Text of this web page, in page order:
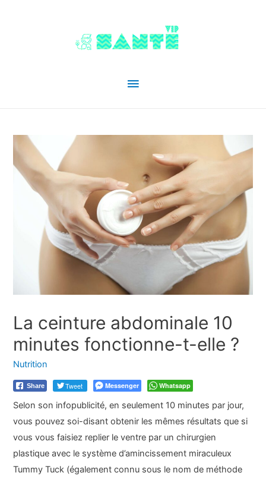
Menu
La ceinture abdominale 10
minutes fonctionne-t-elle ?
Nutrition
Share Tweet Messenger Whatsapp
Selon son infopublicité, en seulement 10 minutes par jour,
vous pouvez soi-disant obtenir les mêmes résultats que si
vous vous faisiez replier le ventre par un chirurgien
plastique avec le système d’amincissement miraculeux
Tummy Tuck (également connu sous le nom de méthode